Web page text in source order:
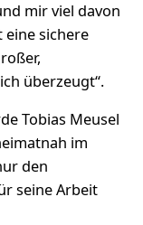
mir viel davon
sichere
überzeugt“.
Tobias Meusel
im
den
seine Arbeit